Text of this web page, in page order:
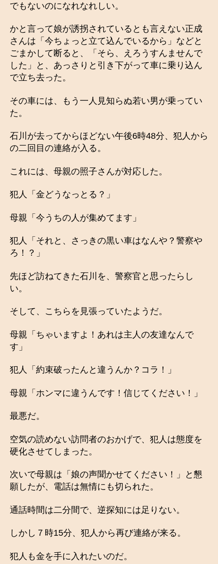
でもないのになれなれしい。
かと言って娘が誘拐されているとも言えない正成
さんは「今ちょっと立て込んでいるから」などと
ごまかして断ると、「そら、えろうすんませんで
した」と、あっさりと引き下がって車に乗り込ん
で立ち去った。
その車には、もう一人見知らぬ若い男が乗ってい
た。
石川が去ってからほどない午後6時48分、犯人から
の二回目の連絡が入る。
これには、母親の照子さんが対応した。
犯人「金どうなっとる？」
母親「今うちの人が集めてます」
犯人「それと、さっきの黒い車はなんや？警察や
ろ！？」
先ほど訪ねてきた石川を、警察官と思ったらし
い。
そして、こちらを見張っていたようだ。
母親「ちゃいますよ！あれは主人の友達なんで
す」
犯人「約束破ったんと違うんか？コラ！」
母親「ホンマに違うんです！信じてください！」
最悪だ。
空気の読めない訪問者のおかげで、犯人は態度を
硬化させてしまった。
次いで母親は「娘の声聞かせてください！」と懇
願したが、電話は無情にも切られた。
通話時間は二分間で、逆探知には足りない。
しかし７時15分、犯人から再び連絡が来る。
犯人も金を手に入れたいのだ。